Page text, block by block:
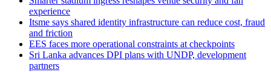
experience
Itsme says shared identity infrastructure can reduce cost, fraud
and friction
EES faces more operational constraints at checkpoints
Sri Lanka advances DPI plans with UNDP, development
partners